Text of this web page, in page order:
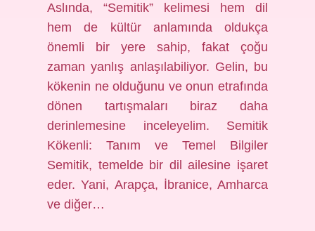
Aslında, “Semitik” kelimesi hem dil
hem de kültür anlamında oldukça
önemli bir yere sahip, fakat çoğu
zaman yanlış anlaşılabiliyor. Gelin, bu
kökenin ne olduğunu ve onun etrafında
dönen tartışmaları biraz daha
derinlemesine inceleyelim. Semitik
Kökenli: Tanım ve Temel Bilgiler
Semitik, temelde bir dil ailesine işaret
eder. Yani, Arapça, İbranice, Amharca
ve diğer…